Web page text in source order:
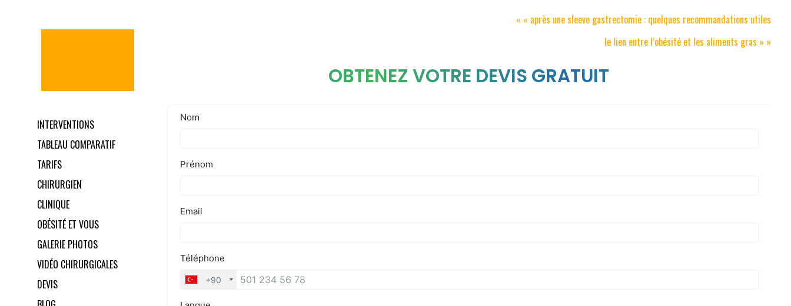
INTERVENTIONS
TABLEAU COMPARATIF
TARIFS
CHIRURGIEN
CLINIQUE
OBÉSITÉ ET VOUS
GALERIE PHOTOS
VIDÉO CHIRURGICALES
DEVIS
« « après une sleeve gastrectomie : quelques recommandations utiles
le lien entre l’obésité et les aliments gras » »
OBTENEZ VOTRE DEVIS GRATUIT